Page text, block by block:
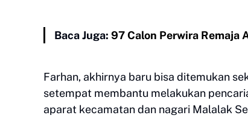
Baca Juga: 97 Calon Perwira Remaja
Farhan, akhirnya baru bisa ditemukan
setempat membantu melakukan
aparat kecamatan dan nagari Malalak